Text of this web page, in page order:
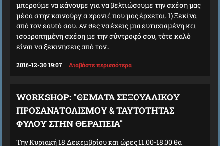
μπορούμε να κάνουμε για να βελτιώσουμε την σχέση μας
μέσα στην καινούργια χρονιά που μας έρχεται. 1) Ξεκίνα
από τον εαυτό σου. Αν θες να έχεις μια ευτυχισμένη και
ισορροπημένη σχέση με την σύντροφό σου, τότε καλό
είναι να ξεκινήσεις από τον...
2016-12-30 19:07 Διαβάστε περισσότερα
WORKSHOP: "ΘΈΜΑΤΑ ΣΕΞΟΥΑΛΙΚΟΎ
ΠΡΟΣΑΝΑΤΟΛΙΣΜΟΎ & ΤΑΥΤΌΤΗΤΑΣ
ΦΎΛΟΥ ΣΤΗΝ ΘΕΡΑΠΕΊΑ"
Την Κυριακή 18 Δεκεμβρίου και ώρες 11.00-18.00 θα